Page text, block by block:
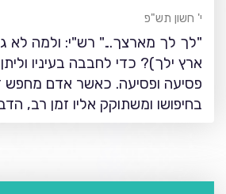
י' חשון תש"פ
"לך לך מארצך..." רש"י: ולמה לא
ארץ ילך)? כדי לחבבה בעיניו
פסיעה ופסיעה. כאשר אדם מחפש
בחיפושו ומשתוקק אליו זמן רב,